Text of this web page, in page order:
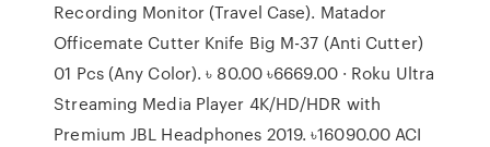
Recording Monitor (Travel Case). Matador
Officemate Cutter Knife Big M-37 (Anti Cutter)
01 Pcs (Any Color). ৳ 80.00 ৳6669.00 · Roku Ultra
Streaming Media Player 4K/HD/HDR with
Premium JBL Headphones 2019. ৳16090.00 ACI